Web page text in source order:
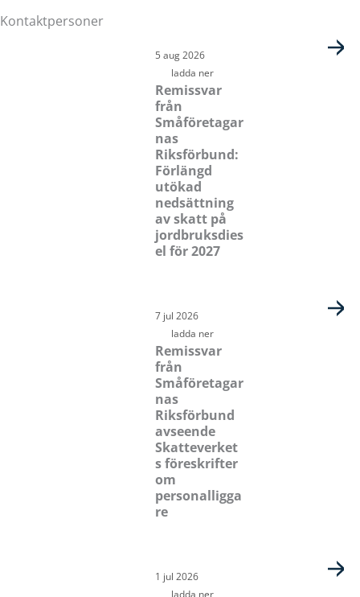
Kontaktpersoner
5 aug 2026
ladda ner
Remissvar
från
Småföretagar
nas
Riksförbund:
Förlängd
utökad
nedsättning
av skatt på
jordbruksdies
el för 2027
7 jul 2026
ladda ner
Remissvar
från
Småföretagar
nas
Riksförbund
avseende
Skatteverket
s föreskrifter
om
personalligga
re
1 jul 2026
ladda ner